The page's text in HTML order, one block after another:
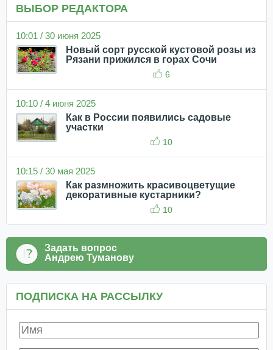
ВЫБОР РЕДАКТОРА
10:01 / 30 июня 2025
Новый сорт русской кустовой розы из
Рязани прижился в горах Сочи
6
10:10 / 4 июня 2025
Как в России появились садовые
участки
10
10:15 / 30 мая 2025
Как размножить красивоцветущие
декоративные кустарники?
10
Задать вопрос
Андрею Туманову
ПОДПИСКА НА РАССЫЛКУ